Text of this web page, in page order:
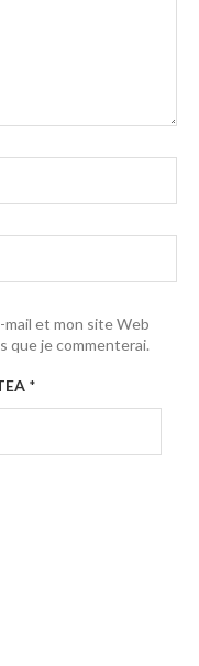
mail et mon site Web
que je commenterai.
*